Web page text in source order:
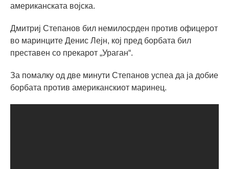
американската војска.
Дмитриј Степанов бил немилосрден против офицерот
во маринците Денис Лејн, кој пред борбата бил
преставен со прекарот „Ураган“.
За помалку од две минути Степанов успеа да ја добие
борбата против американскиот маринец.